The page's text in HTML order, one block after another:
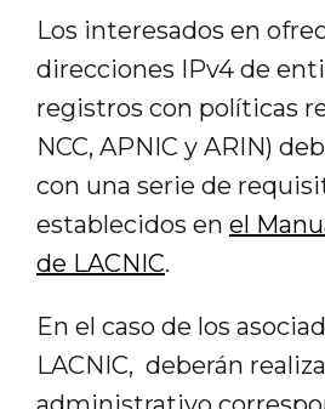
Los interesados en
direcciones IPv4 de
registros con políticas
NCC, APNIC y ARIN)
con una serie de
establecidos en el
de LACNIC.
En el caso de los
LACNIC, deberán